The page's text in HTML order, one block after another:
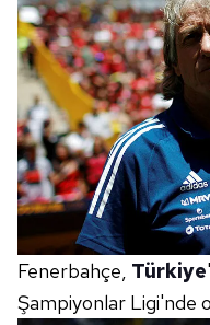
Fenerbahçe, Türkiye
Şampiyonlar Ligi'nde